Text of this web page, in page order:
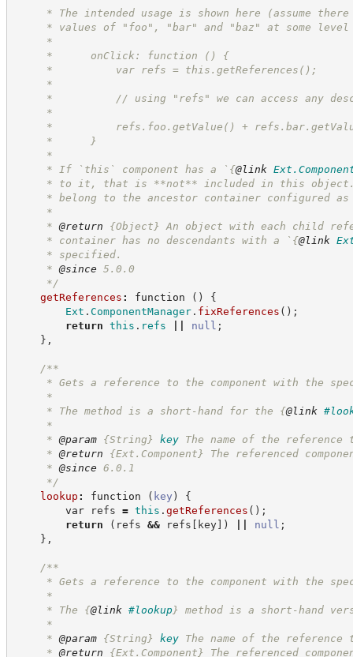
* The intended usage is shown here (assume there
* values of "foo", "bar" and "baz" at some level
*
*      onClick: function () {
*          var refs = this.getReferences();
*
*          // using "refs" we can access any
*
*          refs.foo.getValue() +
*      }
*
* If `this` component has a ` {@link
* to it, that is **not** included in this object.
* belong to the ancestor container configured as
*
* @return {Object}
An object with each child
* container has no descendants with a ` {@link
* specified.
* @since 5.0.0
*/
getReferences : function ( )
{
Ext . ComponentManager. fixReferences ( ) ;
return this . refs null ;
} ,
/**
* Gets a reference to the component with the
*
* The method is a short-hand for the {@link
*
* @param {String} key
The name of the reference
* @return {Ext.Component}
The referenced
* @since 6.0.1
*/
lookup : function ( key )
{
var refs = this . getReferences ( ) ;
return
( refs && refs [ key] ) null ;
} ,
/**
* Gets a reference to the component with the
*
* The {@link #lookup} method is a short-hand
*
* @param {String} key
The name of the reference
* @return {Ext.Component}
The referenced